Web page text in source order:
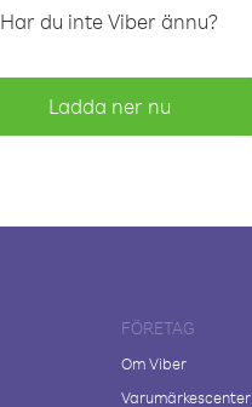
Har du inte Viber ännu?
Ladda ner nu
FÖRETAG
Om Viber
Varumärkescenter